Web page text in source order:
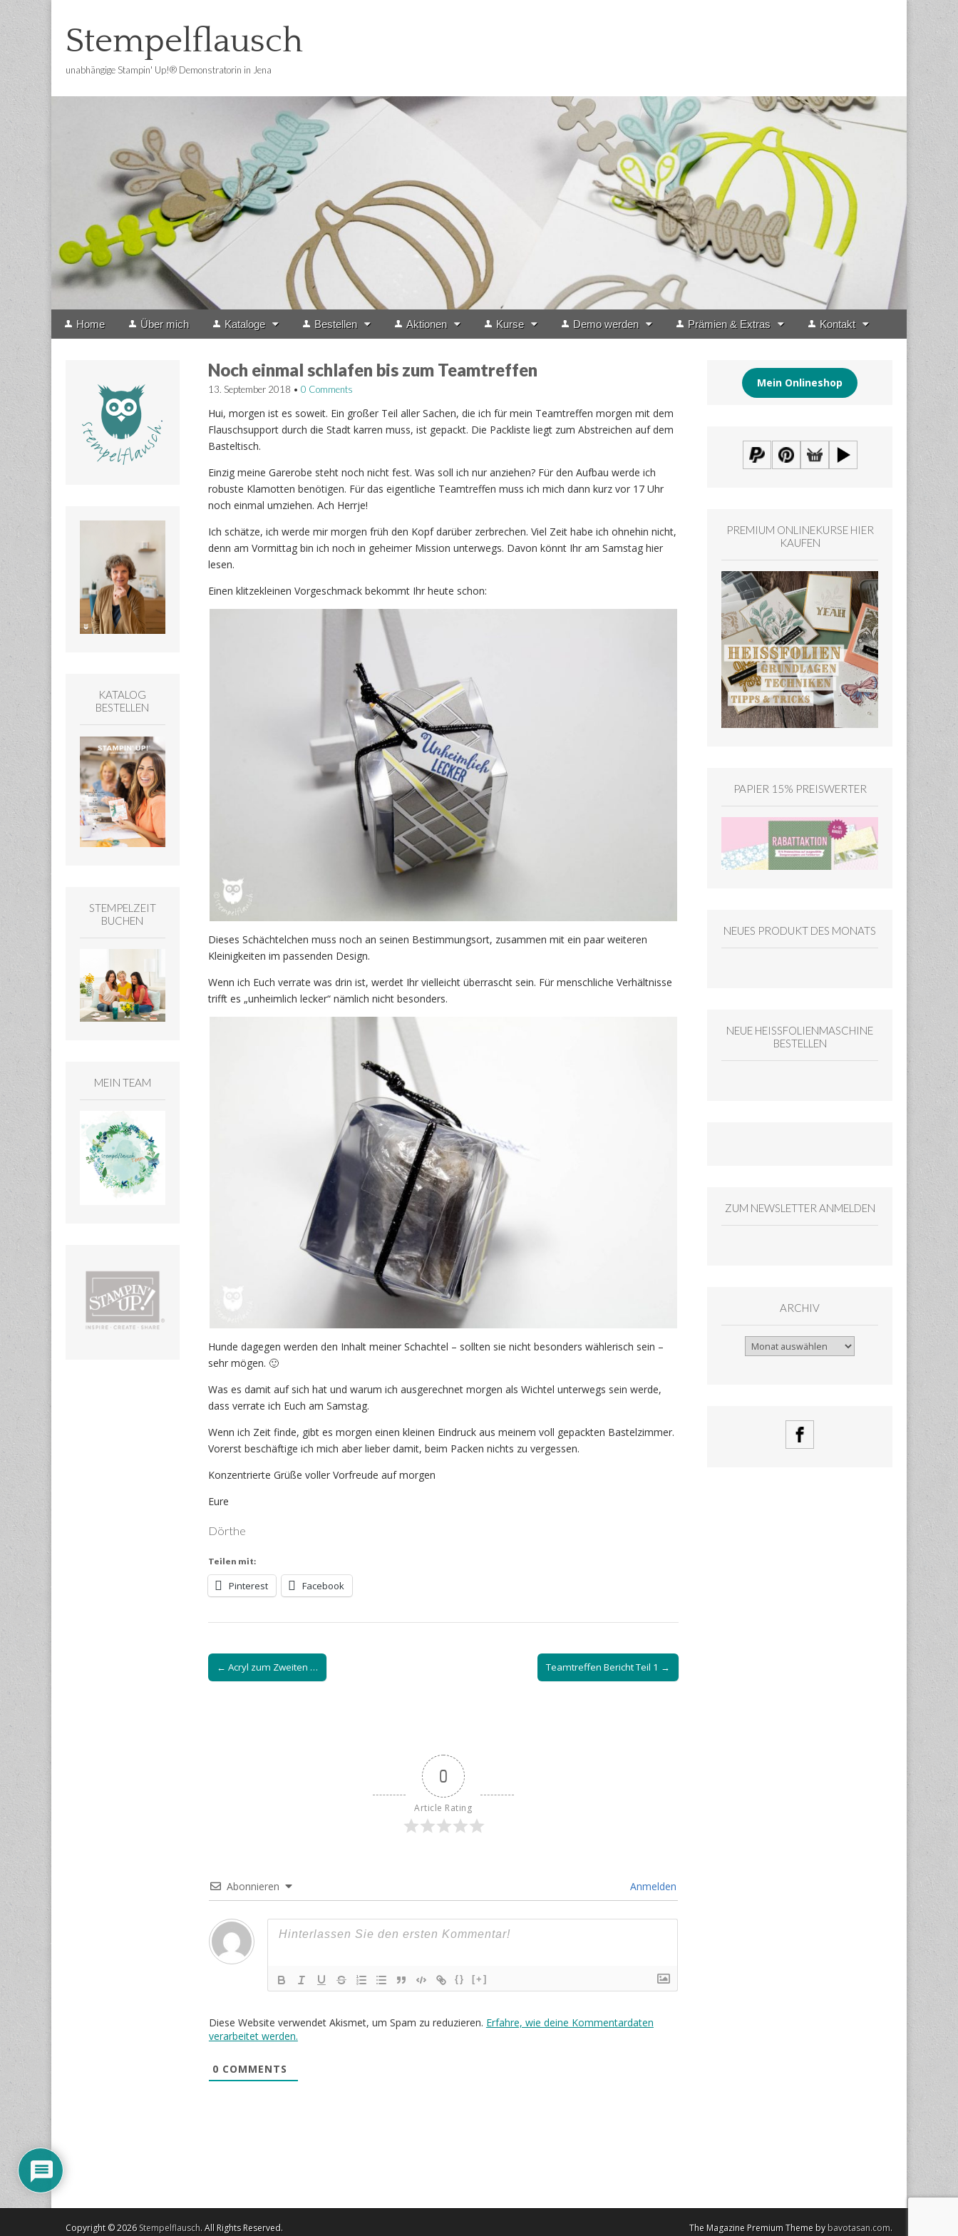
Stempelflausch
unabhängige Stampin' Up!® Demonstratorin in Jena
Main
Skip
Home Über mich Kataloge Bestellen Aktionen Kurse Demo werden Prämien & Extras Kontakt
Noch einmal schlafen bis zum Teamtreffen
13. September 2018 • 0 Comments
Hui, morgen ist es soweit. Ein großer Teil aller Sachen, die ich für mein Teamtreffen morgen mit dem
Flauschsupport durch die Stadt karren muss, ist gepackt. Die Packliste liegt zum Abstreichen auf dem
Basteltisch.
Einzig meine Garerobe steht noch nicht fest. Was soll ich nur anziehen? Für den Aufbau werde ich
robuste Klamotten benötigen. Für das eigentliche Teamtreffen muss ich mich dann kurz vor 17 Uhr
noch einmal umziehen. Ach Herrje!
Ich schätze, ich werde mir morgen früh den Kopf darüber zerbrechen. Viel Zeit habe ich ohnehin nicht,
denn am Vormittag bin ich noch in geheimer Mission unterwegs. Davon könnt Ihr am Samstag hier
lesen.
Einen klitzekleinen Vorgeschmack bekommt Ihr heute schon:
Dieses Schächtelchen muss noch an seinen Bestimmungsort, zusammen mit ein paar weiteren
Kleinigkeiten im passenden Design.
Wenn ich Euch verrate was drin ist, werdet Ihr vielleicht überrascht sein. Für menschliche Verhältnisse
trifft es „unheimlich lecker“ nämlich nicht besonders.
Hunde dagegen werden den Inhalt meiner Schachtel – sollten sie nicht besonders wählerisch sein –
sehr mögen. 🙂
Was es damit auf sich hat und warum ich ausgerechnet morgen als Wichtel unterwegs sein werde,
dass verrate ich Euch am Samstag.
Wenn ich Zeit finde, gibt es morgen einen kleinen Eindruck aus meinem voll gepackten Bastelzimmer.
Vorerst beschäftige ich mich aber lieber damit, beim Packen nichts zu vergessen.
Konzentrierte Grüße voller Vorfreude auf morgen
Eure
Dörthe
Teilen mit:
Pinterest Facebook
Post
navigation
← Acryl zum Zweiten … Teamtreffen Bericht Teil 1 →
0
Article Rating
Abonnieren Anmelden
{} [+]
Diese Website verwendet Akismet, um Spam zu reduzieren. Erfahre, wie deine Kommentardaten
verarbeitet werden.
0 COMMENTS
KATALOG
BESTELLEN
STEMPELZEIT
BUCHEN
MEIN TEAM
Mein Onlineshop
PREMIUM ONLINEKURSE HIER
KAUFEN
PAPIER 15% PREISWERTER
NEUES PRODUKT DES MONATS
NEUE HEISSFOLIENMASCHINE
BESTELLEN
ZUM NEWSLETTER ANMELDEN
ARCHIV
Archiv
Copyright © 2026Stempelflausch. All Rights Reserved. The Magazine Premium Theme bybavotasan.com.